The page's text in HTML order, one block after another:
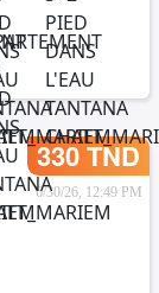
330 TND
6/30/26, 12:49 PM